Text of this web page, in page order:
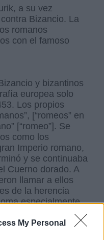
My Personal
a su vez
Bizancio. La
romanos
con el famoso
y bizantinos
europea solo
Los propios
[“romeos” en
[“romeo”]. Se
como los
Imperio romano,
y se continuaba
Cuerno dorado. A
llamar a ellos
de la herencia
especialmente
que fue el
rebeló en contra la
la primera